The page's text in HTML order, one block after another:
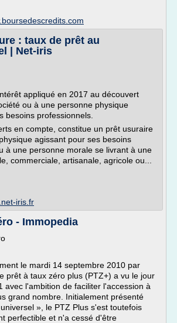
: taux de prêt au
| Net-iris
appliqué en 2017 au découvert
ou à une personne physique
besoins professionnels.
en compte, constitue un prêt usuraire
agissant pour ses besoins
à une personne morale se livrant à une
commerciale, artisanale, agricole ou...
iris.fr
- Immopedia
le mardi 14 septembre 2010 par
prêt à taux zéro plus (PTZ+) a vu le jour
avec l'ambition de faciliter l'accession à
grand nombre. Initialement présenté
», le PTZ Plus s'est toutefois
perfectible et n'a cessé d'être